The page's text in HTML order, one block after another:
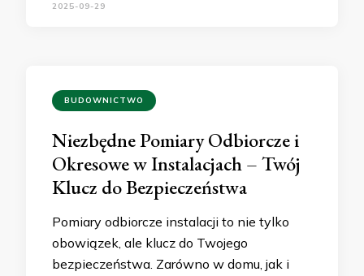
2025-09-29
BUDOWNICTWO
Niezbędne Pomiary Odbiorcze i
Okresowe w Instalacjach – Twój
Klucz do Bezpieczeństwa
Pomiary odbiorcze instalacji to nie tylko
obowiązek, ale klucz do Twojego
bezpieczeństwa. Zarówno w domu, jak i